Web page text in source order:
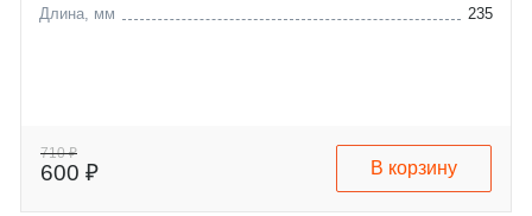
Длина, мм 235
710 ₽
600 ₽ В корзину